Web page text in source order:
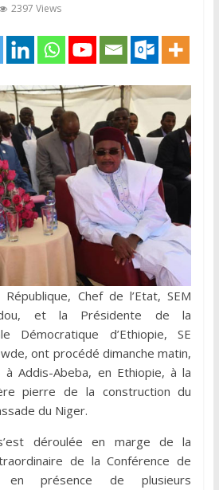
2397 Views
Chef de l’Etat, SEM
et la Présidente de la
Démocratique d’Ethiopie, SE
ont procédé dimanche matin,
Addis-Abeba, en Ethiopie, à la
pierre de la construction du
du Niger.
’est déroulée en marge de la
de la Conférence de
en présence de plusieurs